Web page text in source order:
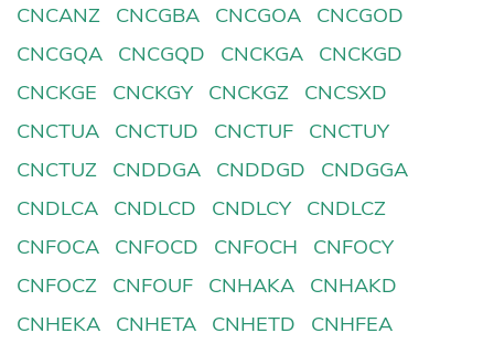
CNCANZ
CNCGBA CNCGOA
CNCGOD
CNCGQA
CNCGQD CNCKGA
CNCKGD
CNCKGE
CNCKGY CNCKGZ
CNCSXD
CNCTUA
CNCTUD CNCTUF
CNCTUY
CNCTUZ
CNDDGA CNDDGD
CNDGGA
CNDLCA
CNDLCD CNDLCY
CNDLCZ
CNFOCA
CNFOCD CNFOCH
CNFOCY
CNFOCZ
CNFOUF CNHAKA
CNHAKD
CNHEKA
CNHETA CNHETD CNHFEA